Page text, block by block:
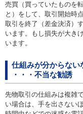
売買（買っていたものを
と）をして、取引開始時
取引を終了（差金決済）
います。もし損失が大き
います。
仕組みが分からない
・・・不当な勧誘
先物取引の仕組みは複雑
い場合は、手を出さない